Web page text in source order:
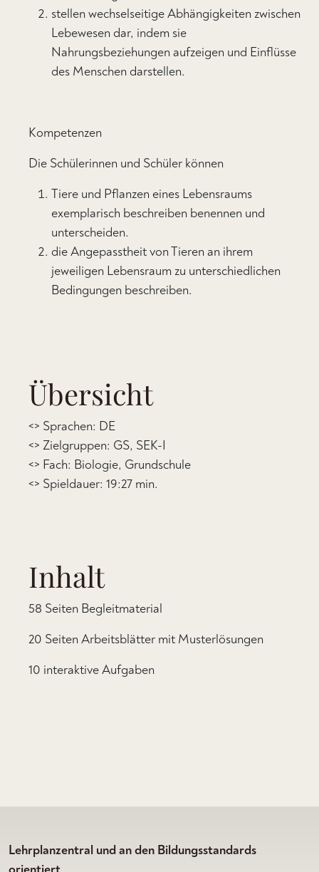
stellen wechselseitige Abhängigkeiten zwischen
Lebewesen dar, indem sie
Nahrungsbeziehungen aufzeigen und Einflüsse
des Menschen darstellen.
Kompetenzen
Die Schülerinnen und Schüler können
Tiere und Pflanzen eines Lebensraums
exemplarisch beschreiben benennen und
unterscheiden.
die Angepasstheit von Tieren an ihrem
jeweiligen Lebensraum zu unterschiedlichen
Bedingungen beschreiben.
Übersicht
<> Sprachen: DE
<> Zielgruppen: GS, SEK-I
<> Fach: Biologie, Grundschule
<> Spieldauer: 19:27 min.
Inhalt
58 Seiten Begleitmaterial
20 Seiten Arbeitsblätter mit Musterlösungen
10 interaktive Aufgaben
Lehrplanzentral und an den Bildungsstandards